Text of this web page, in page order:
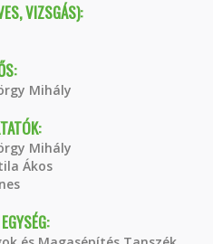
VIZSGÁS):
Mihály
Mihály
Ákos